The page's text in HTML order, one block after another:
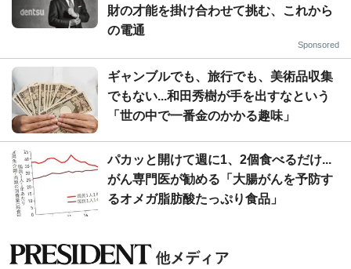
財の才能を掛け合わせて挑む、これから
の電通
Sponsored
ギャンブルでも、旅行でも、美術品収集
でもない...和田秀樹が手を出すなという
「世の中で一番金のかかる趣味」
パカッと開けて週に1、2個食べるだけ...
がん専門医が勧める「大腸がんを予防す
るオメガ脂肪酸たっぷり食品」